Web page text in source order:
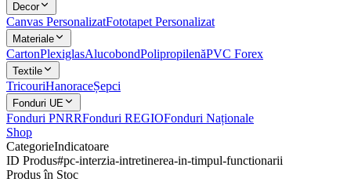
Decor
Canvas PersonalizatFototapet Personalizat
Materiale
CartonPlexiglasAlucobondPolipropilenăPVC Forex
Textile
TricouriHanoraceȘepci
Fonduri UE
Fonduri PNRRFonduri REGIOFonduri Naționale
Shop
CategorieIndicatoare
ID Produs#pc-interzia-intretinerea-in-timpul-functionarii
Produs în Stoc